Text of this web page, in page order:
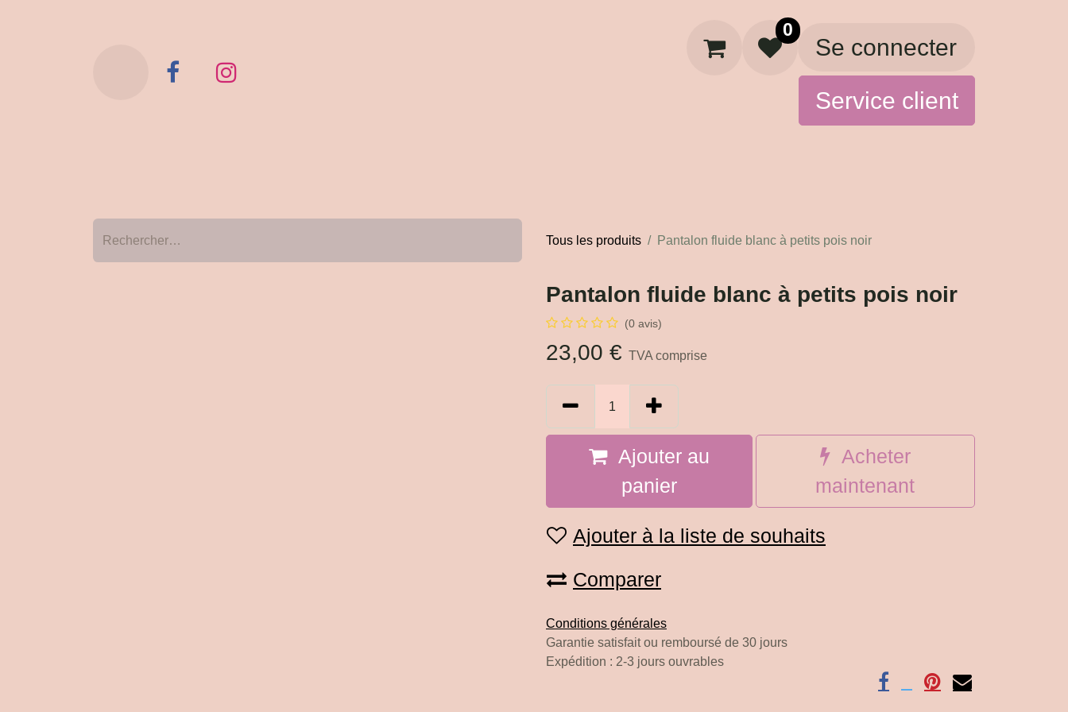
0
Se connecter
Service client
Tous les produits Pantalon fluide blanc à petits pois noir
Pantalon fluide blanc à petits pois noir
(0 avis)
23,00€ TVA comprise
Ajouter au
panier
Acheter
maintenant
Ajouter à la liste de souhaits
Comparer
Conditions générales
Garantie satisfait ou remboursé de 30 jours
Expédition : 2-3 jours ouvrables